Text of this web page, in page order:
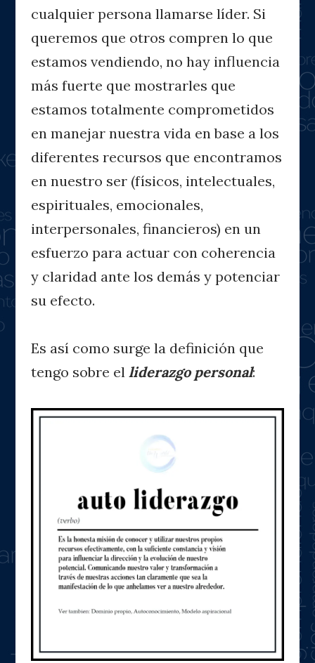
cualquier persona llamarse líder. Si
queremos que otros compren lo que
estamos vendiendo, no hay influencia
más fuerte que mostrarles que
estamos totalmente comprometidos
en manejar nuestra vida en base a los
diferentes recursos que encontramos
en nuestro ser (físicos, intelectuales,
espirituales, emocionales,
interpersonales, financieros) en un
esfuerzo para actuar con coherencia
y claridad ante los demás y potenciar
su efecto.
Es así como surge la definición que
tengo sobre el liderazgo personal: